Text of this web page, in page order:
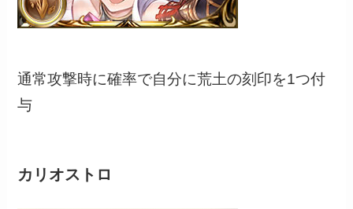
通常攻撃時に確率で自分に荒土の刻印を1つ付
与
カリオストロ